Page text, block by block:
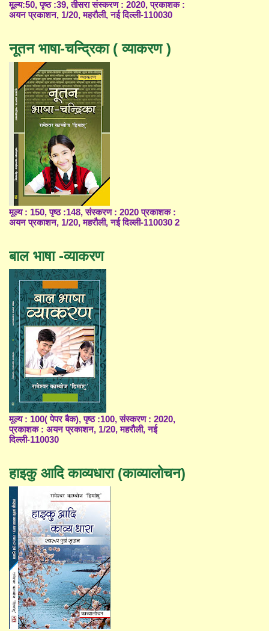
मूल्य:50, पृष्ठ :39, तीसरा संस्करण : 2020, प्रकाशक :
अयन प्रकाशन, 1/20, महरौली, नई दिल्ली-110030
नूतन भाषा-चन्द्रिका ( व्याकरण )
मूल्य : 150, पृष्ठ :148, संस्करण : 2020 प्रकाशक :
अयन प्रकाशन, 1/20, महरौली, नई दिल्ली-110030 2
बाल भाषा -व्याकरण
मूल्य : 100( पेपर बैक), पृष्ठ :100, संस्करण : 2020,
प्रकाशक : अयन प्रकाशन, 1/20, महरौली, नई
दिल्ली-110030
हाइकु आदि काव्यधारा (काव्यालोचन)